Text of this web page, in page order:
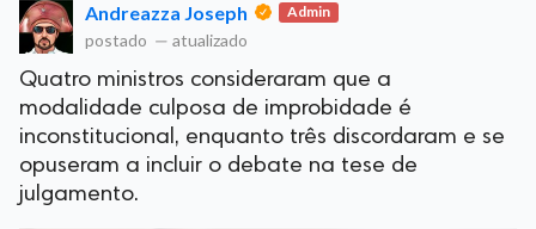
Andreazza Joseph Admin
postado — atualizado
Quatro ministros consideraram que a
modalidade culposa de improbidade é
inconstitucional, enquanto três discordaram e se
opuseram a incluir o debate na tese de
julgamento.